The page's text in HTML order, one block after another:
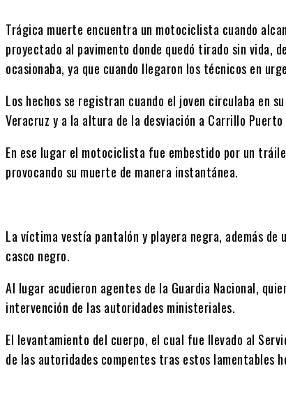
Trágica muerte encuentra un motociclista cuando
proyectado al pavimento donde quedó tirado sin vida,
ocasionaba, ya que cuando llegaron los técnicos en
Los hechos se registran cuando el joven circulaba en
Veracruz y a la altura de la desviación a Carrillo
En ese lugar el motociclista fue embestido por un
provocando su muerte de manera instantánea.
La víctima vestía pantalón y playera negra, además
casco negro.
Al lugar acudieron agentes de la Guardia Nacional,
intervención de las autoridades ministeriales.
El levantamiento del cuerpo, el cual fue llevado al
de las autoridades compentes tras estos lamentables